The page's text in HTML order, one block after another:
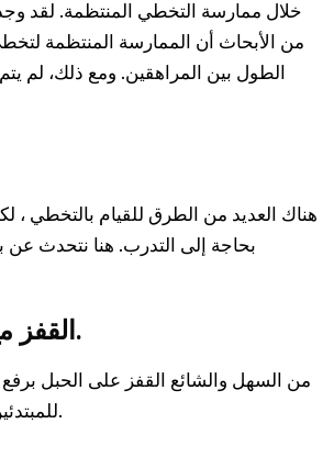
خلال ممارسة التخطي المنتظمة. لقد
من الأبحاث أن الممارسة المنتظمة
الطول بين المراهقين. ومع ذلك، لم يتم
هناك العديد من الطرق للقيام بالتخطي
بحاجة إلى التدرب. هنا نتحدث عن
القفز مع كلا الساقين.
من السهل والشائع القفز على الحبل
للمبتدئين البدء بهذا الإجراء.